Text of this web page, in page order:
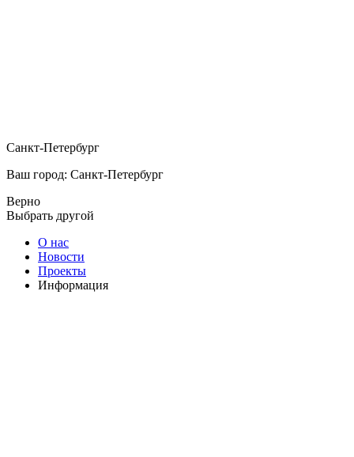
Санкт-Петербург
Ваш город: Санкт-Петербург
Верно
Выбрать другой
О нас
Новости
Проекты
Информация